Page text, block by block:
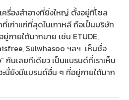
รื่องสำอางที่ยิ่งใหญ่ ตั้งอยู่ที่โซล
ที่เก่าแก่ที่สุดในเกาหลี ถือเป็นบริษัท
ายใต้มากมาย เช่น ETUDE,
Sulwhasoo ฯลฯ เห็นชื่อ
กันเลยทีเดียว เป็นแบรนด์ที่เราเห็น
นี้ยังมีแบรนด์อื่น ๆ ที่อยู่ภายใต้มาก